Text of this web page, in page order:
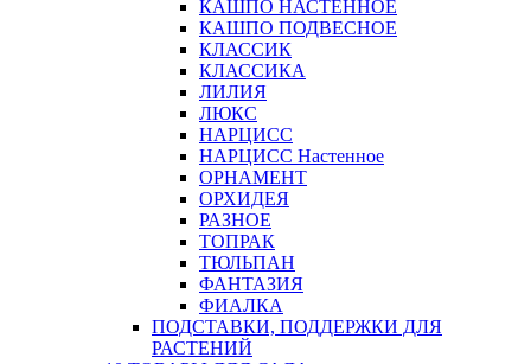
КАШПО НАСТЕННОЕ
КАШПО ПОДВЕСНОЕ
КЛАССИК
КЛАССИКА
ЛИЛИЯ
ЛЮКС
НАРЦИСС
НАРЦИСС Настенное
ОРНАМЕНТ
ОРХИДЕЯ
РАЗНОЕ
ТОПРАК
ТЮЛЬПАН
ФАНТАЗИЯ
ФИАЛКА
ПОДСТАВКИ, ПОДДЕРЖКИ ДЛЯ
РАСТЕНИЙ